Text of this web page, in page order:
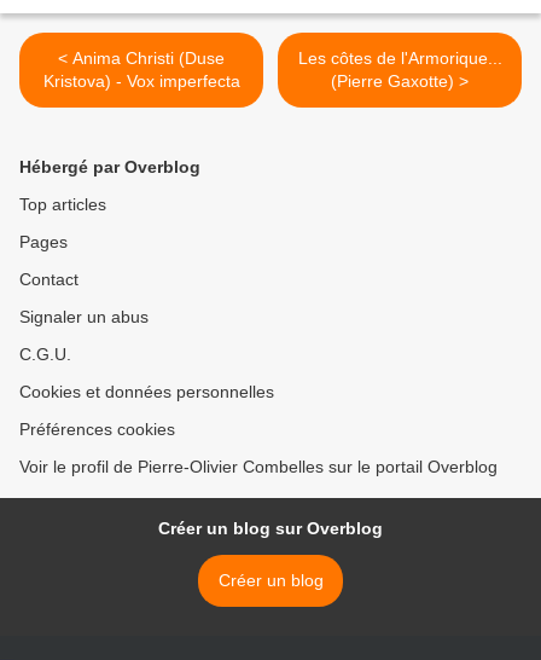
< Anima Christi (Duse
Kristova) - Vox imperfecta
Les côtes de l'Armorique...
(Pierre Gaxotte) >
Hébergé par Overblog
Top articles
Pages
Contact
Signaler un abus
C.G.U.
Cookies et données personnelles
Préférences cookies
Voir le profil de Pierre-Olivier Combelles sur le portail Overblog
Créer un blog sur Overblog
Créer un blog